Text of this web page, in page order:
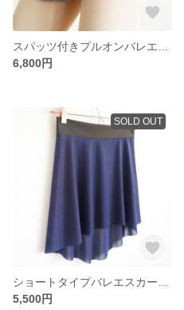
6,800円
SOLD OUT
5,500円